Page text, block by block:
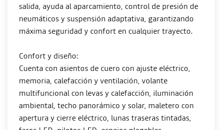
salida, ayuda al aparcamiento, control de presión de
neumáticos y suspensión adaptativa, garantizando
máxima seguridad y confort en cualquier trayecto.
Confort y diseño:
Cuenta con asientos de cuero con ajuste eléctrico,
memoria, calefacción y ventilación, volante
multifuncional con levas y calefacción, iluminación
ambiental, techo panorámico y solar, maletero con
apertura y cierre eléctrico, lunas traseras tintadas,